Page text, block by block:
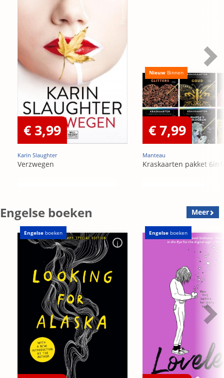
€ 3,99
Karin Slaughter
Verzwegen
Nieuw Binnen
€ 7,99
Manteau
Kraskaarten pakket 6in1
Engelse boeken Meer
Engelse boeken Engelse boeken